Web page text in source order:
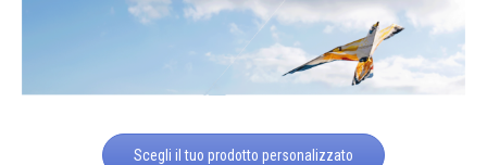
Scegli il tuo prodotto personalizzato